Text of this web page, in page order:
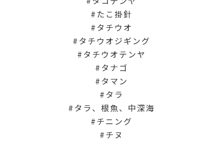
たこ掛針
タチウオ
タチウオジギング
タチウオテンヤ
タナゴ
タマン
タラ
タラ、根魚、中深海
チニング
チヌ